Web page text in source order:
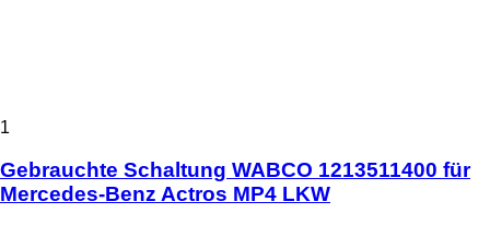
1
Gebrauchte Schaltung WABCO 1213511400 für
Mercedes-Benz Actros MP4 LKW